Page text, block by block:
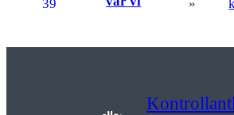
39
»